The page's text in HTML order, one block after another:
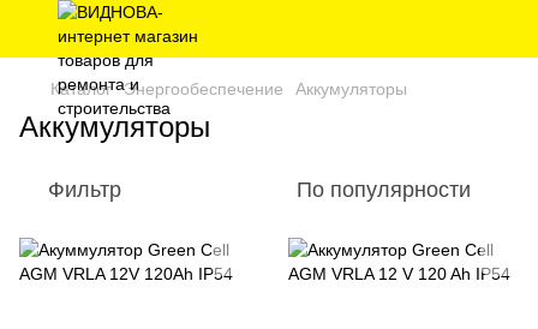
Каталог Энергообеспечение Аккумуляторы
Аккумуляторы
Фильтр По популярности